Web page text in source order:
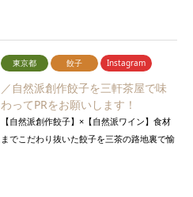
東京都 餃子 Instagram
／自然派創作餃子を三軒茶屋で味
わってPRをお願いします！
【自然派創作餃子】×【自然派ワイン】食材
までこだわり抜いた餃子を三茶の路地裏で愉